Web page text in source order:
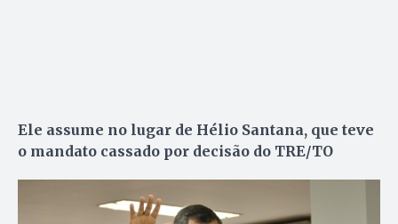
Ele assume no lugar de Hélio Santana, que teve
o mandato cassado por decisão do TRE/TO